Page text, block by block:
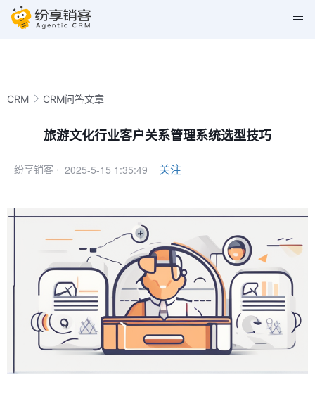
CRM CRM问答文章
旅游文化行业客户关系管理系统选型技巧
纷享销客 · 2025-5-15 1:35:49 关注